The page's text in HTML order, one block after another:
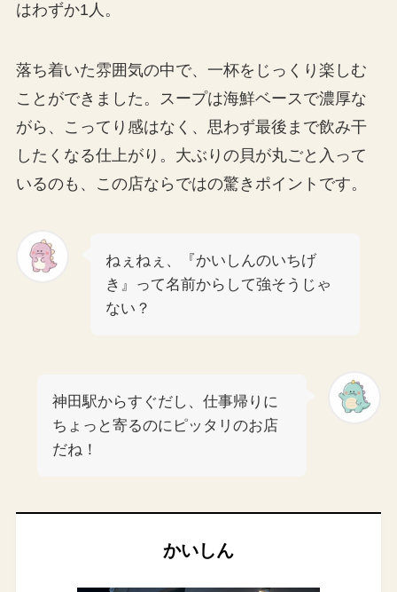
はわずか1人。
落ち着いた雰囲気の中で、一杯をじっくり楽しむ
ことができました。スープは海鮮ベースで濃厚な
がら、こってり感はなく、思わず最後まで飲み干
したくなる仕上がり。大ぶりの貝が丸ごと入って
いるのも、この店ならではの驚きポイントです。
ねぇねぇ、『かいしんのいちげ
き』って名前からして強そうじゃ
ない？
神田駅からすぐだし、仕事帰りに
ちょっと寄るのにピッタリのお店
だね！
かいしん